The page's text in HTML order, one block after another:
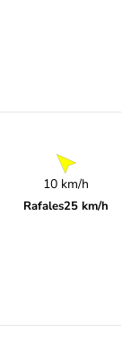
10 km/h
Rafales25 km/h